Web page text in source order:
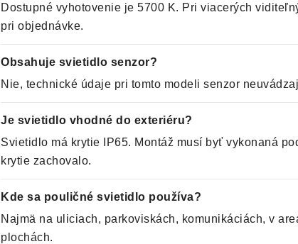
Dostupné vyhotovenie je 5700 K. Pri viacerých
pri objednávke.
Obsahuje svietidlo senzor?
Nie, technické údaje pri tomto modeli senzor
Je svietidlo vhodné do exteriéru?
Svietidlo má krytie IP65. Montáž musí byť vykonaná
krytie zachovalo.
Kde sa pouličné svietidlo používa?
Najmä na uliciach, parkoviskách, komunikáciách, v
plochách.